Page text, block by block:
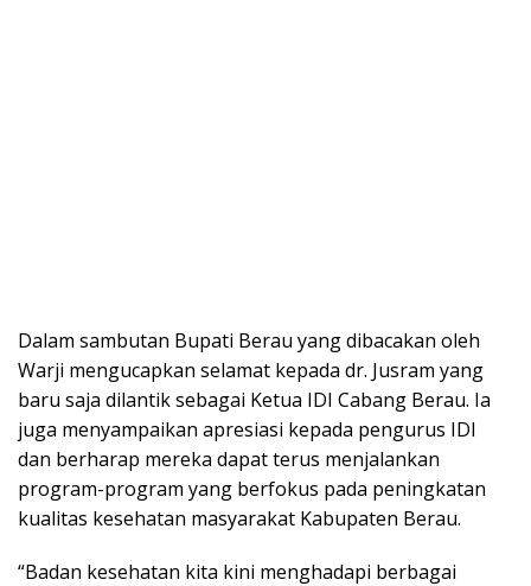
Dalam sambutan Bupati Berau yang dibacakan oleh
Warji mengucapkan selamat kepada dr. Jusram yang
baru saja dilantik sebagai Ketua IDI Cabang Berau. Ia
juga menyampaikan apresiasi kepada pengurus IDI
dan berharap mereka dapat terus menjalankan
program-program yang berfokus pada peningkatan
kualitas kesehatan masyarakat Kabupaten Berau.
“Badan kesehatan kita kini menghadapi berbagai